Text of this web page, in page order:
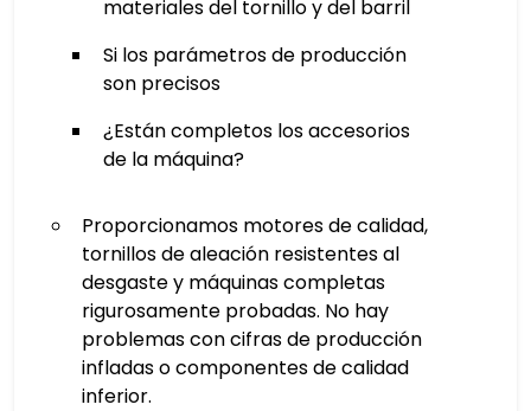
materiales del tornillo y del barril
Si los parámetros de producción
son precisos
¿Están completos los accesorios
de la máquina?
Proporcionamos motores de calidad,
tornillos de aleación resistentes al
desgaste y máquinas completas
rigurosamente probadas. No hay
problemas con cifras de producción
infladas o componentes de calidad
inferior.